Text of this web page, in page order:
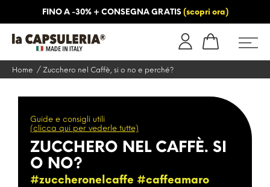
FINO A -30% + CONSEGNA GRATIS (scopri ora)
Home Zucchero nel Caffè, si o no e perché?
Guide e consigli utili
(clicca qui per vederle tutte)
ZUCCHERO NEL CAFFÈ. SI
O NO?
#zuccheronelcaffe #caffeamaro